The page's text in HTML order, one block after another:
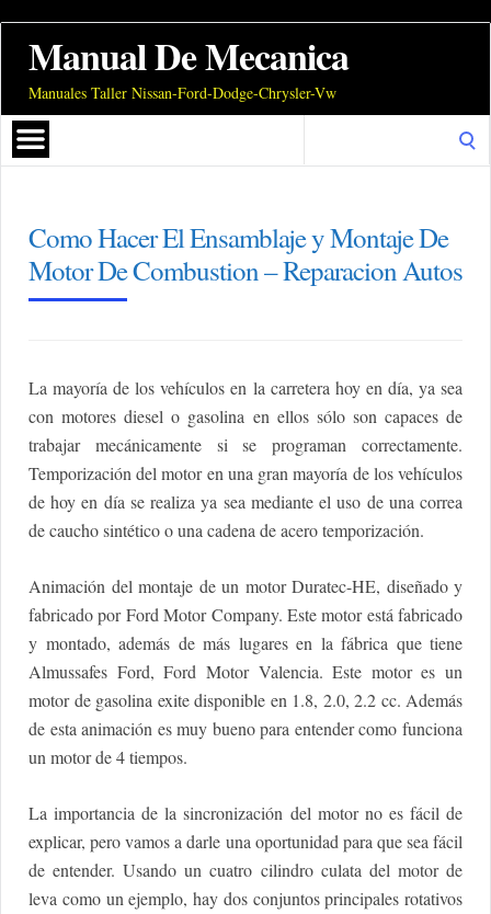
Manual De Mecanica
Manuales Taller Nissan-Ford-Dodge-Chrysler-Vw
Como Hacer El Ensamblaje y Montaje De
Motor De Combustion – Reparacion Autos
La mayoría de los vehículos en la carretera hoy en día, ya sea
con motores diesel o gasolina en ellos sólo son capaces de
trabajar mecánicamente si se programan correctamente.
Temporización del motor en una gran mayoría de los vehículos
de hoy en día se realiza ya sea mediante el uso de una correa
de caucho sintético o una cadena de acero temporización.
Animación del montaje de un motor Duratec-HE, diseñado y
fabricado por Ford Motor Company. Este motor está fabricado
y montado, además de más lugares en la fábrica que tiene
Almussafes Ford, Ford Motor Valencia. Este motor es un
motor de gasolina exite disponible en 1.8, 2.0, 2.2 cc. Además
de esta animación es muy bueno para entender como funciona
un motor de 4 tiempos.
La importancia de la sincronización del motor no es fácil de
explicar, pero vamos a darle una oportunidad para que sea fácil
de entender. Usando un cuatro cilindro culata del motor de
leva como un ejemplo, hay dos conjuntos principales rotativos